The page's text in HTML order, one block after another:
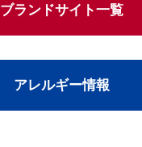
ブランドサイト一覧
アレルギー情報